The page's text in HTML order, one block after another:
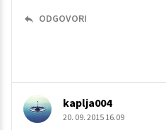
ODGOVORI
kaplja004
20. 09. 2015 16.09